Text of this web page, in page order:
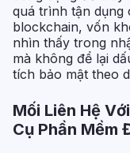
quá trình tận dụng
blockchain, vốn
nhìn thấy trong
mà không để lại
tích bảo mật theo
Mối Liên Hệ
Cụ Phần Mềm